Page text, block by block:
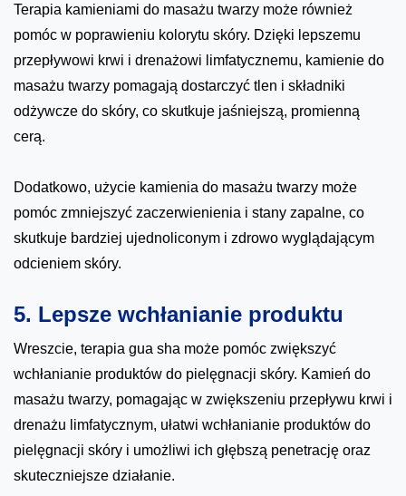
Terapia kamieniami do masażu twarzy może również
pomóc w poprawieniu kolorytu skóry. Dzięki lepszemu
przepływowi krwi i drenażowi limfatycznemu, kamienie do
masażu twarzy pomagają dostarczyć tlen i składniki
odżywcze do skóry, co skutkuje jaśniejszą, promienną
cerą.
Dodatkowo, użycie kamienia do masażu twarzy może
pomóc zmniejszyć zaczerwienienia i stany zapalne, co
skutkuje bardziej ujednoliconym i zdrowo wyglądającym
odcieniem skóry.
5. Lepsze wchłanianie produktu
Wreszcie, terapia gua sha może pomóc zwiększyć
wchłanianie produktów do pielęgnacji skóry. Kamień do
masażu twarzy, pomagając w zwiększeniu przepływu krwi i
drenażu limfatycznym, ułatwi wchłanianie produktów do
pielęgnacji skóry i umożliwi ich głębszą penetrację oraz
skuteczniejsze działanie.